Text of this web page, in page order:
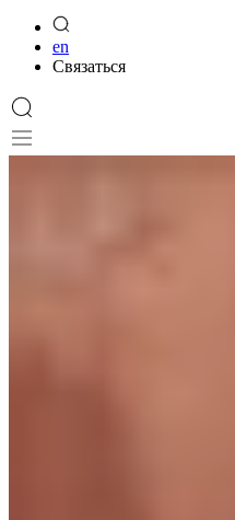
en
Связаться